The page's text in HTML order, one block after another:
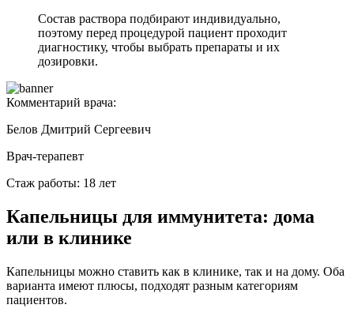
Состав раствора подбирают индивидуально,
поэтому перед процедурой пациент проходит
диагностику, чтобы выбрать препараты и их
дозировки.
Комментарий врача:
Белов Дмитрий Сергеевич
Врач-терапевт
Стаж работы: 18 лет
Капельницы для иммунитета: дома
или в клинике
Капельницы можно ставить как в клинике, так и на дому. Оба
варианта имеют плюсы, подходят разным категориям
пациентов.